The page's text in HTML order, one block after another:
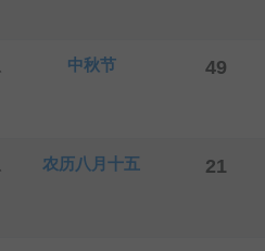
中秋节 49
农历八月十五 21